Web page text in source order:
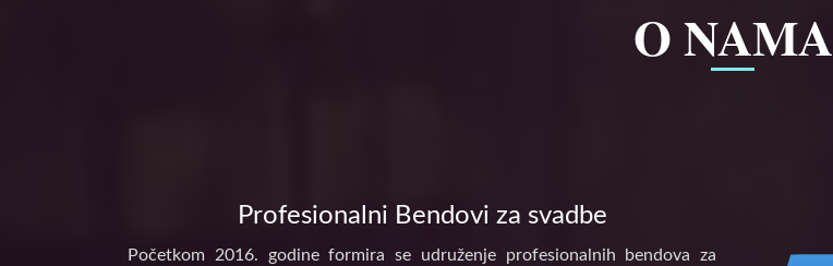
O NAMA
Profesionalni Bendovi za svadbe
Početkom 2016. godine formira se udruženje profesionalnih bendova za